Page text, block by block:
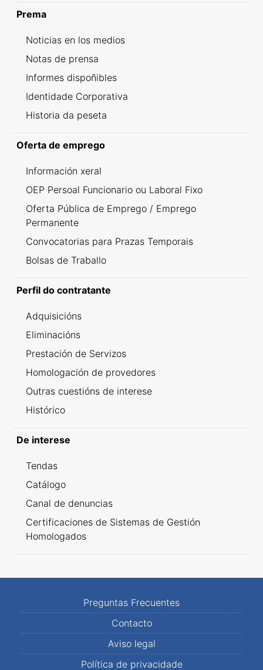
Prema
Noticias en los medios
Notas de prensa
Informes dispoñibles
Identidade Corporativa
Historia da peseta
Oferta de emprego
Información xeral
OEP Persoal Funcionario ou Laboral Fixo
Oferta Pública de Emprego / Emprego
Permanente
Convocatorias para Prazas Temporais
Bolsas de Traballo
Perfil do contratante
Adquisicións
Eliminacións
Prestación de Servizos
Homologación de provedores
Outras cuestións de interese
Histórico
De interese
Tendas
Catálogo
Canal de denuncias
Certificaciones de Sistemas de Gestión
Homologados
Preguntas Frecuentes
Contacto
Aviso legal
Política de privacidade